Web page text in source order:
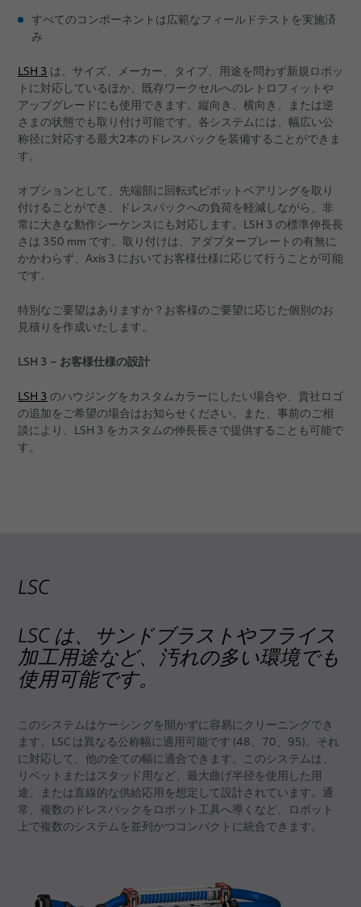
すべてのコンポーネントは広範なフィールドテストを実施済
み
LSH 3 は、サイズ、メーカー、タイプ、用途を問わず新規ロボッ
トに対応しているほか、既存ワークセルへのレトロフィットや
アップグレードにも使用できます。縦向き、横向き、または逆
さまの状態でも取り付け可能です。各システムには、幅広い公
称径に対応する最大2本のドレスパックを装備することができま
す。
オプションとして、先端部に回転式ピボットベアリングを取り
付けることができ、ドレスパックへの負荷を軽減しながら、非
常に大きな動作シーケンスにも対応します。LSH 3 の標準伸長長
さは 350 mm です。取り付けは、アダプタープレートの有無に
かかわらず、Axis 3 においてお客様仕様に応じて行うことが可能
です。
特別なご要望はありますか？お客様のご要望に応じた個別のお
見積りを作成いたします。
LSH 3 – お客様仕様の設計
LSH 3 のハウジングをカスタムカラーにしたい場合や、貴社ロゴ
の追加をご希望の場合はお知らせください。また、事前のご相
談により、LSH 3 をカスタムの伸長長さで提供することも可能で
す。
LSC
LSC は、サンドブラストやフライス
加工用途など、汚れの多い環境でも
使用可能です。
このシステムはケーシングを開かずに容易にクリーニングでき
ます。LSC は異なる公称幅に適用可能です (48、70、95)。それ
に対応して、他の全ての幅に適合できます。このシステムは、
リベットまたはスタッド用など、最大曲げ半径を使用した用
途、または直線的な供給応用を想定して設計されています。通
常、複数のドレスパックをロボット工具へ導くなど、ロボット
上で複数のシステムを並列かつコンパクトに統合できます。